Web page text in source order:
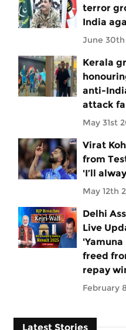
terror
India
June 30th
Kerala
anti-
attack
May 31st
Virat
from
'I’ll
May 12th
Delhi
Live
freed
repay
February
Latest Stories